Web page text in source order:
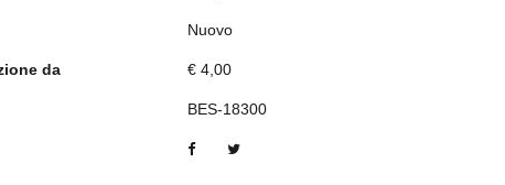
Nuovo
da € 4,00
BES-18300